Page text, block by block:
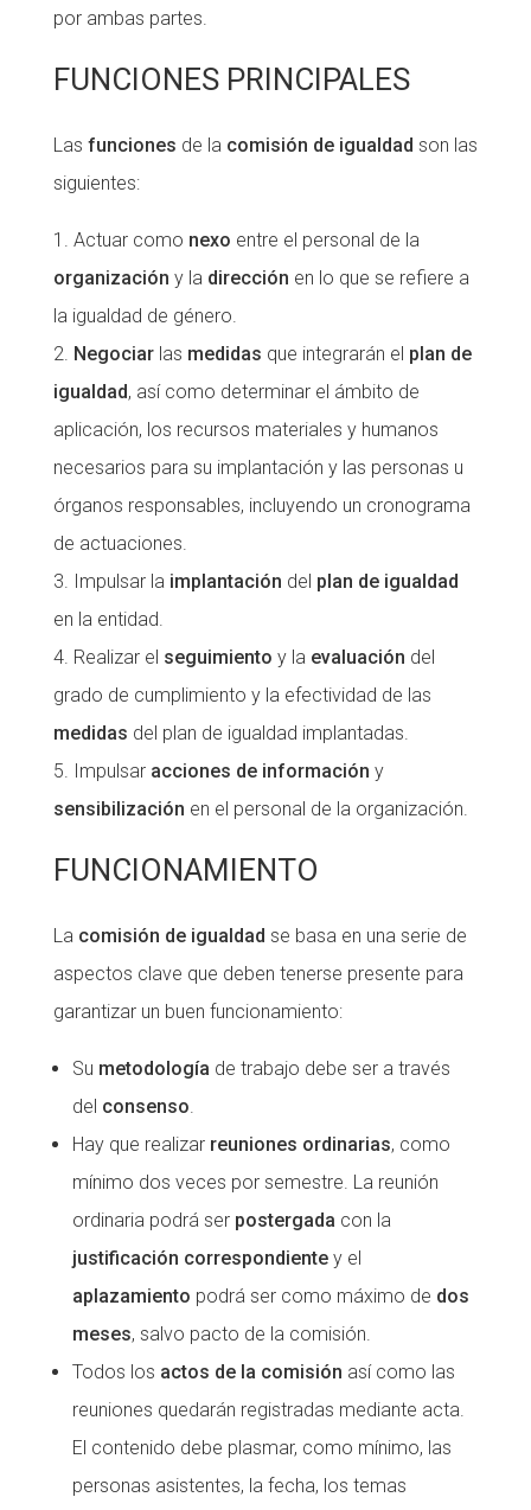
por ambas partes.
FUNCIONES PRINCIPALES
Las funciones de la comisión de igualdad son las
siguientes:
Actuar como nexo entre el personal de la
organización y la dirección en lo que se refiere a
la igualdad de género.
Negociarlas medidas que integrarán el plan de
igualdad, así como determinar el ámbito de
aplicación, los recursos materiales y humanos
necesarios para su implantación y las personas u
órganos responsables, incluyendo un cronograma
de actuaciones.
Impulsar la implantación del plan de igualdad
en la entidad.
Realizar el seguimiento y la evaluación del
grado de cumplimiento y la efectividad de las
medidas del plan de igualdad implantadas.
Impulsar acciones de información y
sensibilización en el personal de la organización.
FUNCIONAMIENTO
La comisión de igualdad se basa en una serie de
aspectos clave que deben tenerse presente para
garantizar un buen funcionamiento:
Su metodología de trabajo debe ser a través
del consenso.
Hay que realizar reuniones ordinarias, como
mínimo dos veces por semestre. La reunión
ordinaria podrá ser postergada con la
justificación correspondientey el
aplazamiento podrá ser como máximo de dos
meses, salvo pacto de la comisión.
Todos los actos de la comisión así como las
reuniones quedarán registradas mediante acta.
El contenido debe plasmar, como mínimo, las
personas asistentes, la fecha, los temas